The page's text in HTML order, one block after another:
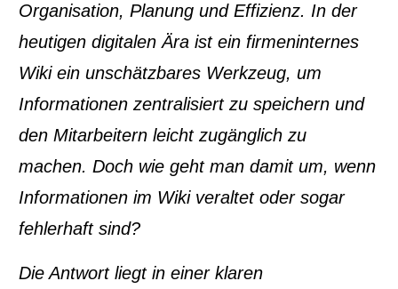
Organisation, Planung und Effizienz. In der
heutigen digitalen Ära ist ein firmeninternes
Wiki ein unschätzbares Werkzeug, um
Informationen zentralisiert zu speichern und
den Mitarbeitern leicht zugänglich zu
machen. Doch wie geht man damit um, wenn
Informationen im Wiki veraltet oder sogar
fehlerhaft sind?
Die Antwort liegt in einer klaren